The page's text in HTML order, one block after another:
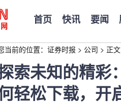
首页 快讯 要闻
当前的位置： 证券时报 > 公司 > 正文
索未知的精彩
轻松下载，开